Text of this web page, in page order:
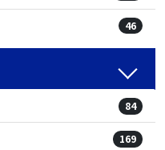
46
84
169